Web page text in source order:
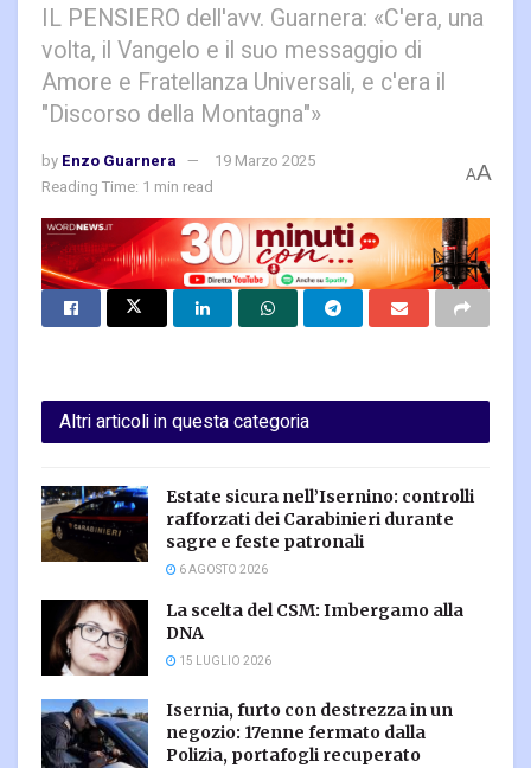
IL PENSIERO dell'avv. Guarnera: «C'era, una
volta, il Vangelo e il suo messaggio di
Amore e Fratellanza Universali, e c'era il
"Discorso della Montagna"»
by Enzo Guarnera
19 Marzo 2025
Reading Time: 1 min read
AA
Altri articoli in questa categoria
Estate sicura nell’Isernino: controlli
rafforzati dei Carabinieri durante
sagre e feste patronali
6 AGOSTO 2026
La scelta del CSM: Imbergamo alla
DNA
15 LUGLIO 2026
Isernia, furto con destrezza in un
negozio: 17enne fermato dalla
Polizia, portafogli recuperato